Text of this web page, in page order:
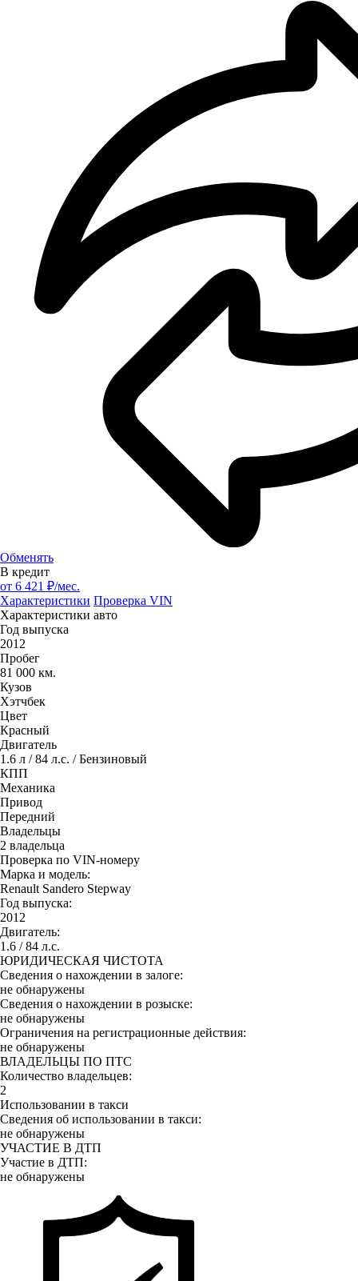
Обменять
В кредит
от 6 421 ₽/мес.
Характеристики Проверка VIN
Характеристики авто
Год выпуска
2012
Пробег
81 000 км.
Кузов
Хэтчбек
Цвет
Красный
Двигатель
1.6 л / 84 л.с. / Бензиновый
КПП
Механика
Привод
Передний
Владельцы
2 владельца
Проверка по VIN-номеру
Марка и модель:
Renault Sandero Stepway
Год выпуска:
2012
Двигатель:
1.6 / 84 л.с.
ЮРИДИЧЕСКАЯ ЧИСТОТА
Сведения о нахождении в залоге:
не обнаружены
Сведения о нахождении в розыске:
не обнаружены
Ограничения на регистрационные действия:
не обнаружены
ВЛАДЕЛЬЦЫ ПО ПТС
Количество владельцев:
2
Использовании в такси
Сведения об использовании в такси:
не обнаружены
УЧАСТИЕ В ДТП
Участие в ДТП:
не обнаружены